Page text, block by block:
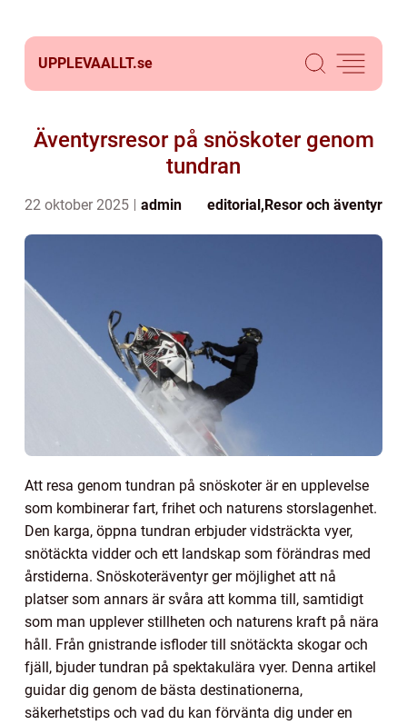
UPPLEVAALLT.se
Äventyrsresor på snöskoter genom
tundran
22 oktober 2025 admin editorial,Resor och äventyr
Att resa genom tundran på snöskoter är en upplevelse
som kombinerar fart, frihet och naturens storslagenhet.
Den karga, öppna tundran erbjuder vidsträckta vyer,
snötäckta vidder och ett landskap som förändras med
årstiderna. Snöskoteräventyr ger möjlighet att nå
platser som annars är svåra att komma till, samtidigt
som man upplever stillheten och naturens kraft på nära
håll. Från gnistrande isfloder till snötäckta skogar och
fjäll, bjuder tundran på spektakulära vyer. Denna artikel
guidar dig genom de bästa destinationerna,
säkerhetstips och vad du kan förvänta dig under en